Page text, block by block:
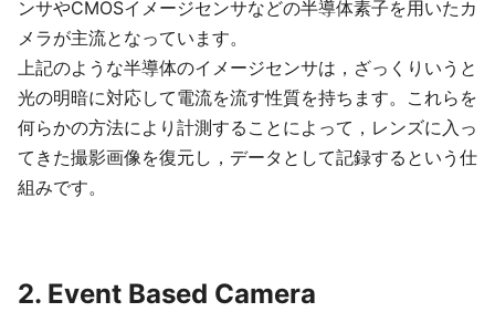
ンサやCMOSイメージセンサなどの半導体素子を用いたカ
メラが主流となっています。
上記のような半導体のイメージセンサは，ざっくりいうと
光の明暗に対応して電流を流す性質を持ちます。これらを
何らかの方法により計測することによって，レンズに入っ
てきた撮影画像を復元し，データとして記録するという仕
組みです。
2. Event Based Camera